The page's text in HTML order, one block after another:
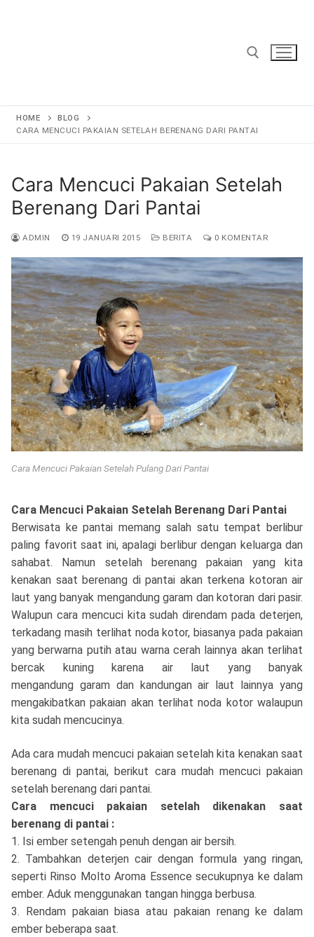
HOME
BLOG
CARA MENCUCI PAKAIAN SETELAH BERENANG DARI PANTAI
Cara Mencuci Pakaian Setelah
Berenang Dari Pantai
ADMIN 19 JANUARI 2015 BERITA 0 KOMENTAR
Cara Mencuci Pakaian Setelah Pulang Dari Pantai
Cara Mencuci Pakaian Setelah Berenang Dari Pantai
Berwisata ke pantai memang salah satu tempat berlibur
paling favorit saat ini, apalagi berlibur dengan keluarga dan
sahabat. Namun setelah berenang pakaian yang kita
kenakan saat berenang di pantai akan terkena kotoran air
laut yang banyak mengandung garam dan kotoran dari pasir.
Walupun cara mencuci kita sudah direndam pada deterjen,
terkadang masih terlihat noda kotor, biasanya pada pakaian
yang berwarna putih atau warna cerah lainnya akan terlihat
bercak kuning karena air laut yang banyak
mengandung garam dan kandungan air laut lainnya yang
mengakibatkan pakaian akan terlihat noda kotor walaupun
kita sudah mencucinya.
Ada cara mudah mencuci pakaian setelah kita kenakan saat
berenang di pantai, berikut cara mudah mencuci pakaian
setelah berenang dari pantai.
Cara mencuci pakaian setelah dikenakan saat
berenang di pantai :
1. Isi ember setengah penuh dengan air bersih.
2. Tambahkan deterjen cair dengan formula yang ringan,
seperti Rinso Molto Aroma Essence secukupnya ke dalam
ember. Aduk menggunakan tangan hingga berbusa.
3. Rendam pakaian biasa atau pakaian renang ke dalam
ember beberapa saat.